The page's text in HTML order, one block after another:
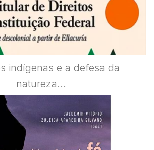
indígenas e a defesa da
natureza...